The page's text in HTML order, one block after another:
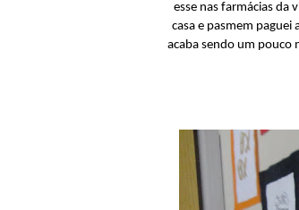
esse nas farmácias da
casa e pasmem
acaba sendo um pouco